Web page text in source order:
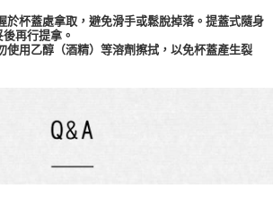
於杯蓋處拿取，避免滑手或鬆脫掉落。提蓋式隨身
再行提拿。
使用乙醇（酒精）等溶劑擦拭，以免杯蓋產生裂